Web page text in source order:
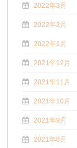
2022年3月
2022年2月
2022年1月
2021年12月
2021年11月
2021年10月
2021年9月
2021年8月